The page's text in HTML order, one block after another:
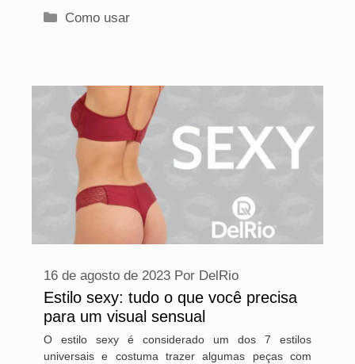
Categorias
Como usar
Estilo sexy: tudo o que você precisa
para um visual sensual
16 de agosto de 2023 Por DelRio
O estilo sexy é considerado um dos 7 estilos
universais e costuma trazer algumas peças com